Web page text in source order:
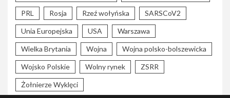
PRL Rosja Rzeź wołyńska SARSCoV2
Unia Europejska USA Warszawa
Wielka Brytania Wojna Wojna polsko-bolszewicka
Wojsko Polskie Wolny rynek ZSRR
Żołnierze Wyklęci